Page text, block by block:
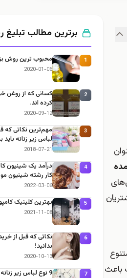
باعث
برترین مطالب تبلیغ
1 محبوب ترین روش
2020-01-06
2
کسانی که از روغن
کرده اند.
2020-09-12
3
مهم‌ترین نکاتی که
لباس زیر زنانه باید
2018-07-21
4
درآمد یک شینیون
کار رشته شینیون مو
2022-03-06
5 بهترین کلینیک
2021-11-08
6
نکاتی که قبل از
بدانید!
2020-10-13
7
9 نوع لباس زیر